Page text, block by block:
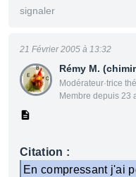
signaler
Rémy M.
Modérateur·trice
Membre depuis 23
21 Février 2005 à 13:32
Citation :
En compressant j'ai